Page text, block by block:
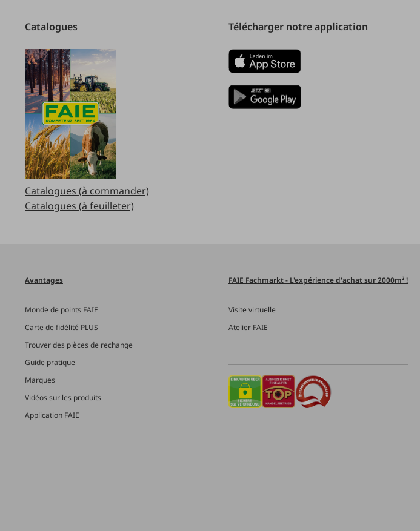
Catalogues
Catalogues (à commander)
Catalogues (à feuilleter)
Télécharger notre application
Avantages
Monde de points FAIE
Carte de fidélité PLUS
Trouver des pièces de rechange
Guide pratique
Marques
Vidéos sur les produits
Application FAIE
FAIE Fachmarkt - L'expérience d'achat sur 2000m² !
Visite virtuelle
Atelier FAIE